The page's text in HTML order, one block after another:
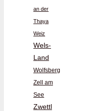
an der
Thaya
Weiz
Wels-
Land
Wolfsberg
Zell am
See
Zwettl